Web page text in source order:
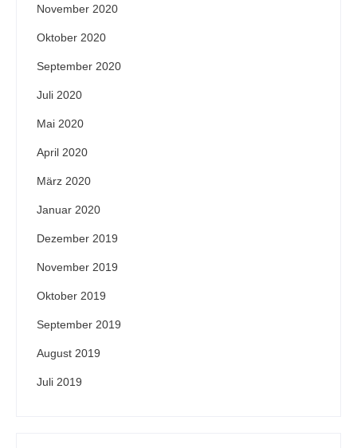
November 2020
Oktober 2020
September 2020
Juli 2020
Mai 2020
April 2020
März 2020
Januar 2020
Dezember 2019
November 2019
Oktober 2019
September 2019
August 2019
Juli 2019